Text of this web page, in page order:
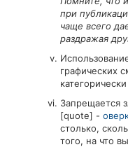
при
чаще всего
раздражая
графических
Запрещается
[quote] -
столько,
того, на что